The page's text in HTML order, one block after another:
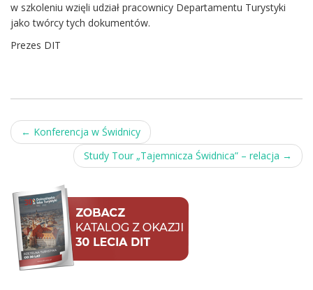
w szkoleniu wzięli udział pracownicy Departamentu Turystyki
jako twórcy tych dokumentów.
Prezes DIT
Post
navigation
← Konferencja w Świdnicy
Study Tour „Tajemnicza Świdnica” – relacja →